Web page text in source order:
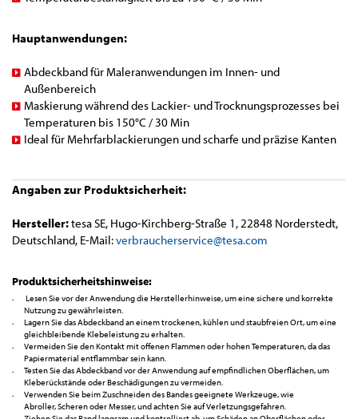
Hauptanwendungen:
Abdeckband für Maleranwendungen im Innen- und
Außenbereich
Maskierung während des Lackier- und Trocknungsprozesses bei
Temperaturen bis 150°C / 30 Min
Ideal für Mehrfarblackierungen und scharfe und präzise Kanten
Angaben zur Produktsicherheit:
Hersteller:tesa SE, Hugo-Kirchberg-Straße 1, 22848 Norderstedt,
Deutschland, E-Mail:verbraucherservice@tesa.com
Produktsicherheitshinweise:
Lesen Sie vor der Anwendung die Herstellerhinweise, um eine sichere und korrekte
Nutzung zu gewährleisten.
Lagern Sie das Abdeckband an einem trockenen, kühlen und staubfreien Ort, um eine
gleichbleibende Klebeleistung zu erhalten.
Vermeiden Sie den Kontakt mit offenen Flammen oder hohen Temperaturen, da das
Papiermaterial entflammbar sein kann.
Testen Sie das Abdeckband vor der Anwendung auf empfindlichen Oberflächen, um
Kleberückstände oder Beschädigungen zu vermeiden.
Verwenden Sie beim Zuschneiden des Bandes geeignete Werkzeuge, wie
Abroller, Scheren oder Messer, und achten Sie auf Verletzungsgefahren.